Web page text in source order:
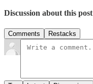
Discussion about this post
Comments Restacks